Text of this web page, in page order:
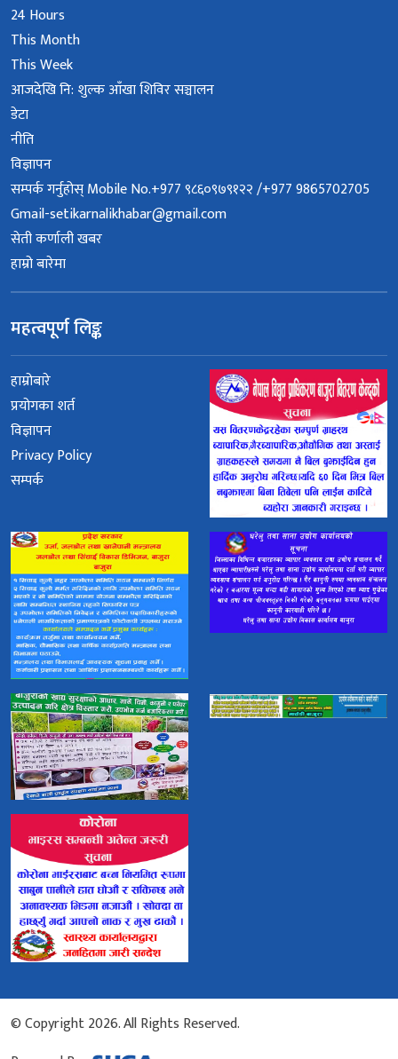
24 Hours
This Month
This Week
आजदेखि नि: शुल्क आँखा शिविर सञ्चालन
डेटा
नीति
विज्ञापन
सम्पर्क गर्नुहोस् Mobile No.+977 ९८६०९७९१२२ /+977 9865702705
Gmail-setikarnalikhabar@gmail.com
सेती कर्णाली खबर
हाम्रो बारेमा
महत्वपूर्ण लिङ्क
हाम्रोबारे
प्रयोगका शर्त
विज्ञापन
Privacy Policy
सम्पर्क
© Copyright 2026. All Rights Reserved.